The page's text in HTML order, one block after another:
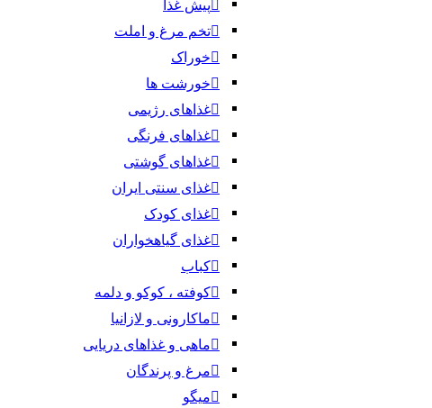
پیش غذا
تخم مرغ و املت
خوراک
خورشت ها
غذاهای رژیمی
غذاهای فرنگی
غذاهای گوشتی
غذای سنتی ایران
غذای کودک
غذای گیاهخواران
کباب
کوفته ، کوکو و دلمه
ماکارونی و لازانیا
ماهی و غذاهای دریایی
مرغ و پرندگان
میگو